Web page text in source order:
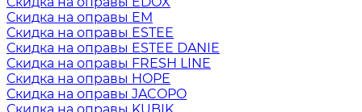
Скидка на оправы EM
Скидка на оправы ESTEE
Скидка на оправы ESTEE DANIE
Скидка на оправы FRESH LINE
Скидка на оправы HOPE
Скидка на оправы JACOPO